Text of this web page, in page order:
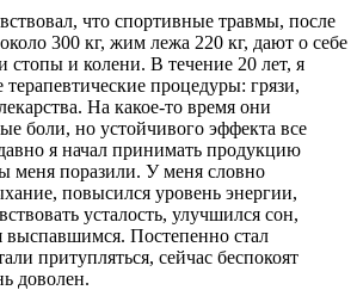
что спортивные травмы, после
300 кг, жим лежа 220 кг, дают о себе
стопы и колени. В течение 20 лет, я
процедуры: грязи,
На какое-то время они
боли, но устойчивого эффекта все
я начал принимать продукцию
меня поразили. У меня словно
повысился уровень энергии,
усталость, улучшился сон,
выспавшимся. Постепенно стал
притупляться, сейчас беспокоят
доволен.